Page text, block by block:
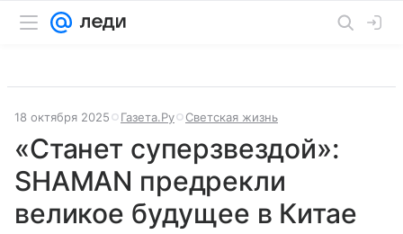
18 октября 2025 Газета.Ру Светская жизнь
«Станет суперзвездой»:
SHAMAN предрекли
великое будущее в Китае